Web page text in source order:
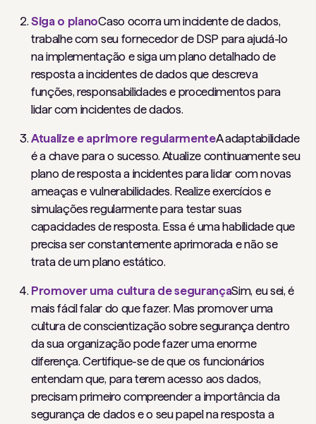
Siga o planoCaso ocorra um incidente de dados,
trabalhe com seu fornecedor de DSP para ajudá-lo
na implementação e siga um plano detalhado de
resposta a incidentes de dados que descreva
funções, responsabilidades e procedimentos para
lidar com incidentes de dados.
Atualize e aprimore regularmenteA adaptabilidade
é a chave para o sucesso. Atualize continuamente seu
plano de resposta a incidentes para lidar com novas
ameaças e vulnerabilidades. Realize exercícios e
simulações regularmente para testar suas
capacidades de resposta. Essa é uma habilidade que
precisa ser constantemente aprimorada e não se
trata de um plano estático.
Promover uma cultura de segurançaSim, eu sei, é
mais fácil falar do que fazer. Mas promover uma
cultura de conscientização sobre segurança dentro
da sua organização pode fazer uma enorme
diferença. Certifique-se de que os funcionários
entendam que, para terem acesso aos dados,
precisam primeiro compreender a importância da
segurança de dados e o seu papel na resposta a